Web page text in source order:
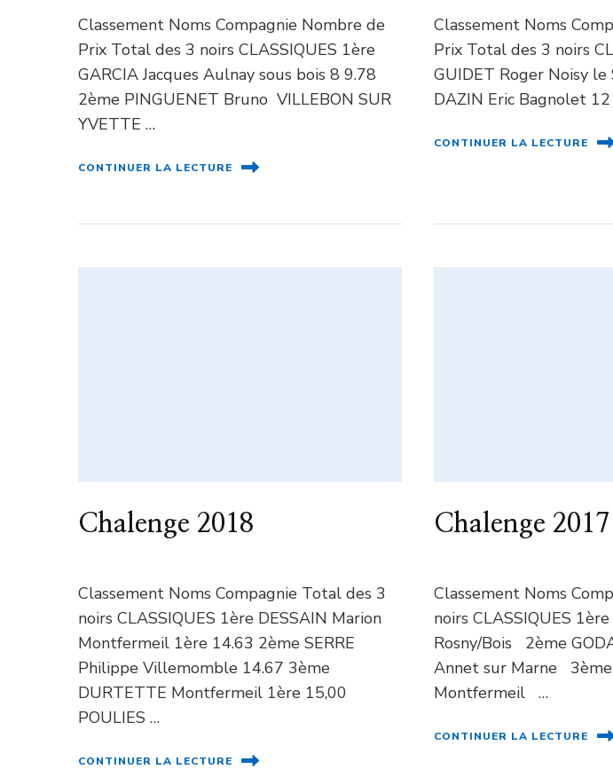
Classement Noms Compagnie Nombre de
Prix Total des 3 noirs CLASSIQUES 1ère
GARCIA Jacques Aulnay sous bois 8 9.78
2ème PINGUENET Bruno VILLEBON SUR
YVETTE …
CONTINUER LA LECTURE
Classement Noms
Prix Total des 3 noirs
GUIDET Roger Noisy
DAZIN Eric Bagnolet
CONTINUER LA LECTURE
Chalenge 2018
Classement Noms Compagnie Total des 3
noirs CLASSIQUES 1ère DESSAIN Marion
Montfermeil 1ère 14.63 2ème SERRE
Philippe Villemomble 14.67 3ème
DURTETTE Montfermeil 1ère 15,00
POULIES …
CONTINUER LA LECTURE
Chalenge 2017
Classement Noms
noirs CLASSIQUES
Rosny/Bois 2ème
Annet sur Marne 3ème
Montfermeil …
CONTINUER LA LECTURE